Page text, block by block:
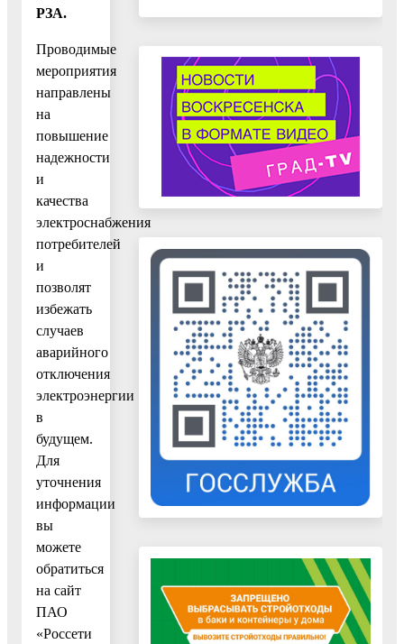
РЗА.
Проводимые
мероприятия
направлены
на
повышение
надежности
и
качества
электроснабжения
потребителей
и
позволят
избежать
случаев
аварийного
отключения
электроэнергии
в
будущем.
Для
уточнения
информации
вы
можете
обратиться
на сайт
ПАО
«Россети